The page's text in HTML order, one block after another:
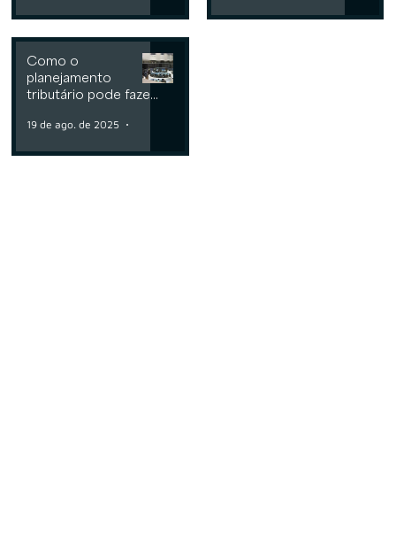
Como o
planejamento
tributário pode fazer
Consultorias ou
19 de ago. de 2025